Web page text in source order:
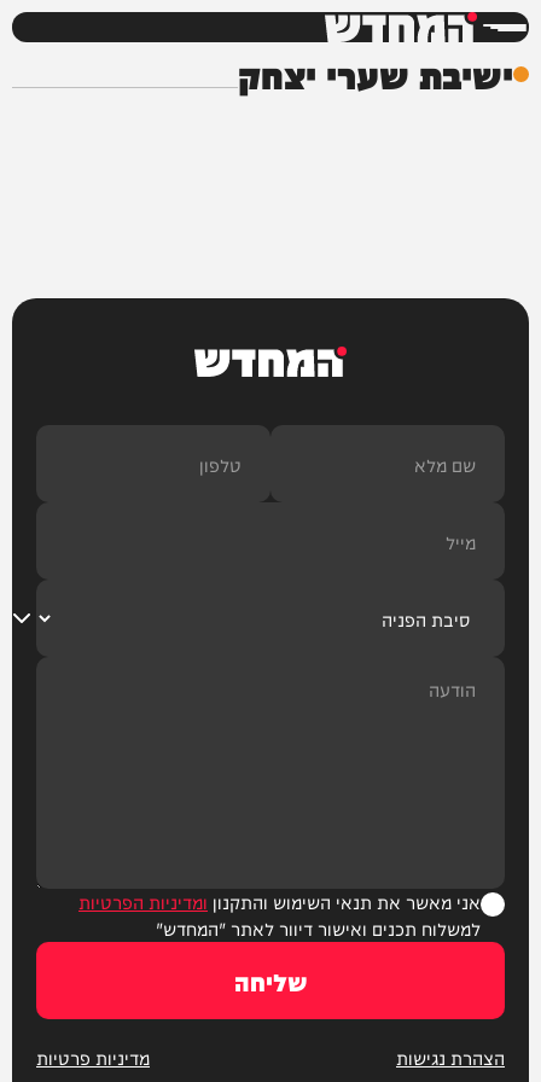
המחדש
ישיבת שערי יצחק
המחדש
אני מאשר את תנאי השימוש והתקנון ומדיניות הפרטיות
למשלוח תכנים ואישור דיוור לאתר "המחדש"
שליחה
הצהרת נגישות מדיניות פרטיות